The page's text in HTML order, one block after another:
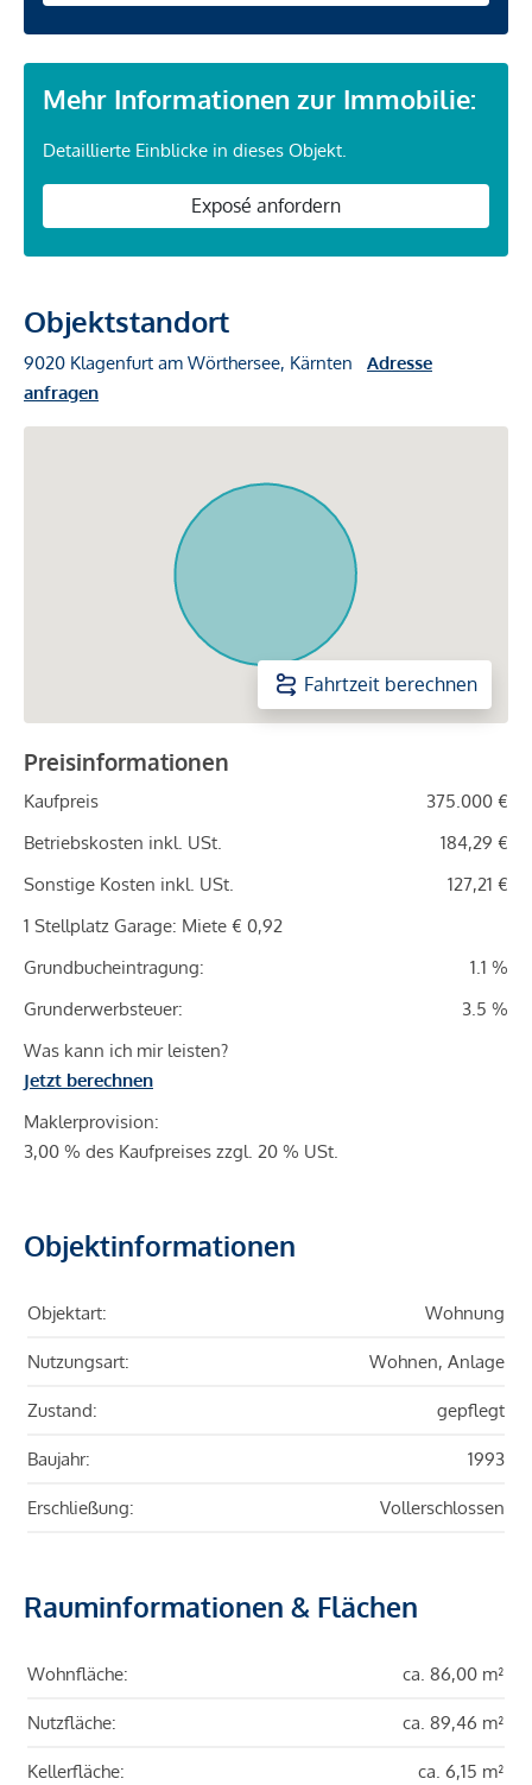
Mehr Informationen zur Immobilie:
Detaillierte Einblicke in dieses Objekt.
Exposé anfordern
Objektstandort
9020 Klagenfurt am Wörthersee, Kärnten
Adresse
anfragen
Fahrtzeit berechnen
Preisinformationen
Kaufpreis
375.000 €
Betriebskosten inkl. USt.
184,29 €
Sonstige Kosten inkl. USt.
127,21 €
1 Stellplatz Garage: Miete € 0,92
Grundbucheintragung:
1.1 %
Grunderwerbsteuer:
3.5 %
Was kann ich mir leisten?
Jetzt berechnen
Maklerprovision:
3,00 % des Kaufpreises zzgl. 20 % USt.
Objektinformationen
Objektart: Wohnung
Nutzungsart: Wohnen, Anlage
Zustand: gepflegt
Baujahr: 1993
Erschließung: Vollerschlossen
Rauminformationen & Flächen
Wohnfläche: ca. 86,00 m²
Nutzfläche: ca. 89,46 m²
Kellerfläche: ca. 6,15 m²